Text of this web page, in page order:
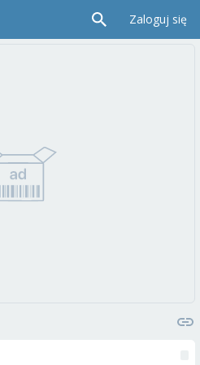
Zaloguj się